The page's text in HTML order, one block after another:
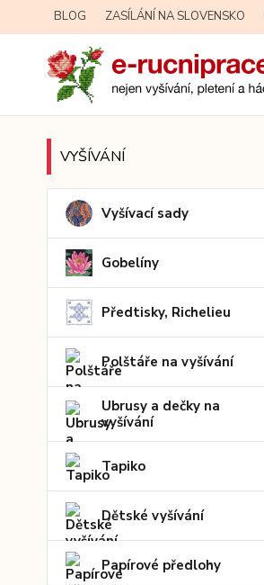
BLOG ZASÍLÁNÍ NA SLOVENSKO
VYŠÍVÁNÍ
Vyšívací sady
Gobelíny
Předtisky, Richelieu
Polštáře na vyšívání
Ubrusy a dečky na
vyšívání
Tapiko
Dětské vyšívání
Papírové předlohy